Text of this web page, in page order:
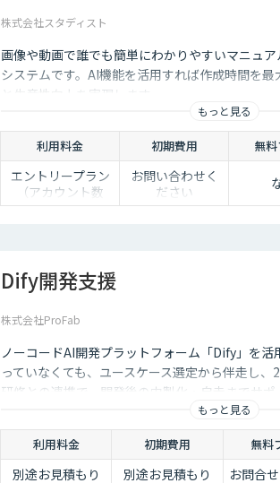
株式会社スタディスト
画像や動画で誰でも簡単にわかりやすいマニュ
システムです。AI機能を活用すれば作成時間を
と生産性向上を実現します。
もっと見る
利用料金 初期費用 無
エントリープラン
（アカウント数
50）：89,800円/月
せください。
エンタープライズ
ト数600）：お問い
※AI機能は標準搭
載。プランによっ
てその他機能に違
お問い合わせく
ださい
Dify開発支援
株式会社ProFab
ノーコードAI開発プラットフォーム「Dify」を活
っていなくても、ユースケース選定から伴走し、
研修との連携で、開発後の内製化・自走までサポ
もっと見る
利用料金 初期費用 無料
別途お見積もり 別途お見積もり お問合